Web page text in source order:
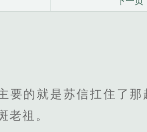
要的就是苏信扛住了那
老祖。